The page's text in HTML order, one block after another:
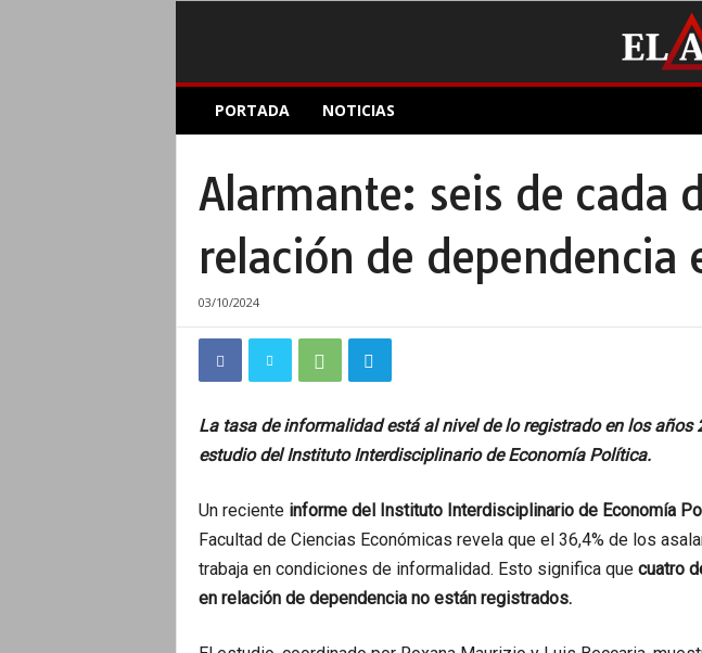
A
PORTADA NOTICIAS
Alarmante: seis de cada
relación de dependencia
03/10/2024
La tasa de informalidad está al nivel de lo registrado en los años
estudio del Instituto Interdisciplinario de Economía Política.
Un recienteinforme del Instituto Interdisciplinario de Economía
Facultad de Ciencias Económicas revela que el 36,4% de los
trabaja en condiciones de informalidad. Esto significa que cuatro
en relación de dependencia no están registrados.